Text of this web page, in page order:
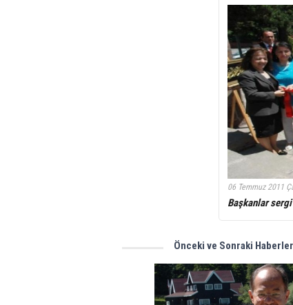
06 Temmuz 2011
Başkanlar sergi
Önceki ve Sonraki Haberler